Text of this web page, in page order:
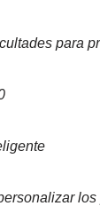
para